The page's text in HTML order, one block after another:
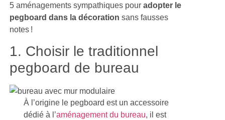
5 aménagements sympathiques pouradopter le
pegboard dans la décoration sans fausses
notes !
1. Choisir le traditionnel
pegboard de bureau
À l’origine le pegboard est un accessoire
dédié à l’aménagement du bureau, il est